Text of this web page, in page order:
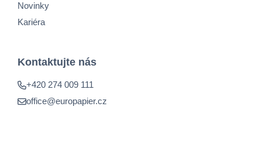
Novinky
Kariéra
Kontaktujte nás
+420 274 009 111
office@europapier.cz